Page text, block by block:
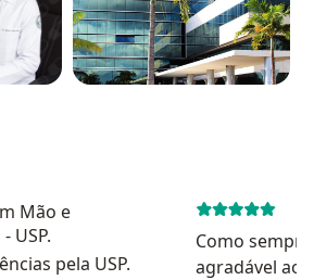
Mão e
USP.
pela USP.
Como sempre, o Dr. Bruno é
agradável ao